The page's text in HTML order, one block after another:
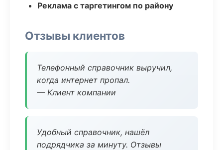
Реклама с таргетингом по району
Отзывы клиентов
Телефонный справочник выручил,
когда интернет пропал.
— Клиент компании
Удобный справочник, нашёл
подрядчика за минуту. Отзывы